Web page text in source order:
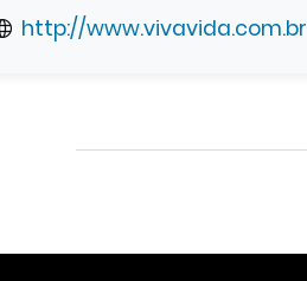
http://www.vivavida.com.br